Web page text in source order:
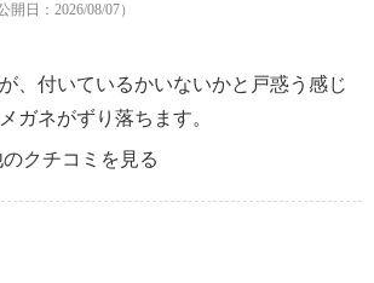
開日：2026/08/07）
、付いているかいないかと戸惑う感じ
ガネがずり落ちます。
クチコミを見る